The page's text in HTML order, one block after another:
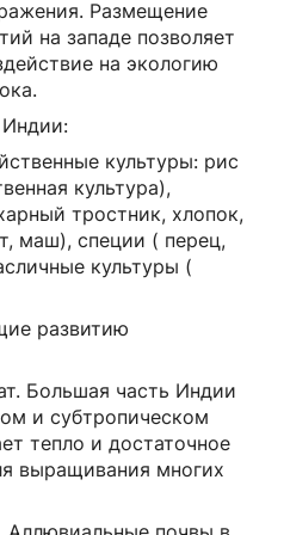
Размещение
на западе позволяет
на экологию
культуры: рис
культура),
тростник, хлопок,
маш), специи ( перец,
культуры (
развитию
Большая часть Индии
и субтропическом
тепло и достаточное
выращивания многих